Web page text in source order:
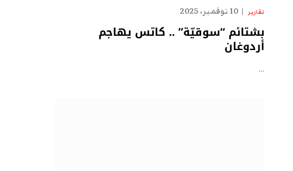
تقارير 10 نوفمبر، 2025
بشتائم “سوقيّة” .. كاتس يهاجم
أردوغان
…